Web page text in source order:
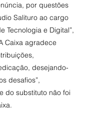
por questões
Salituro ao cargo
Tecnologia e Digital”,
Caixa agradece
desejando-
desafios”,
do substituto não foi